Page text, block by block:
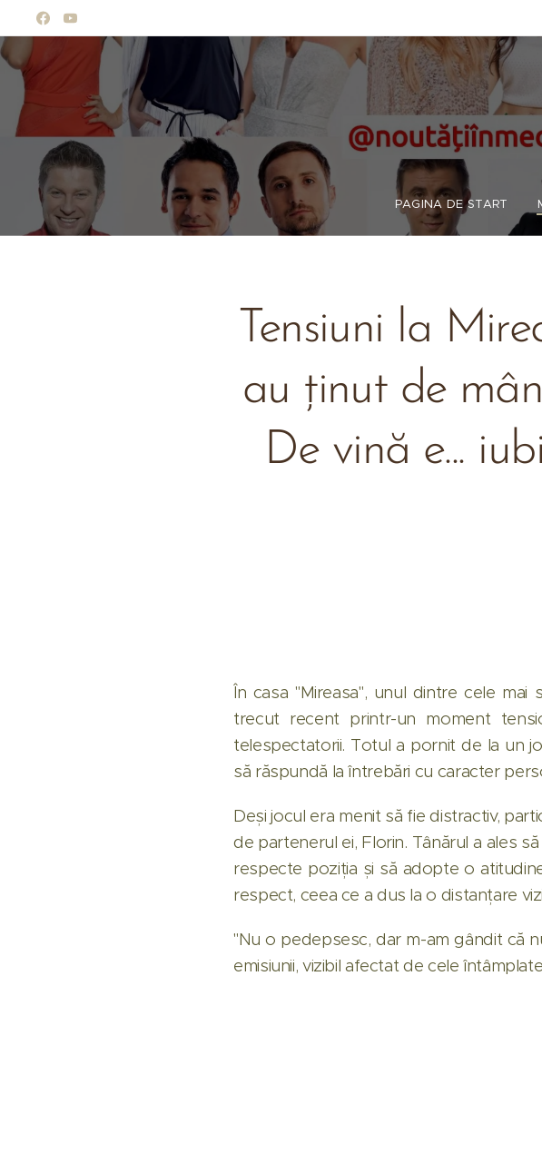
PAGINA DE START
Tensiuni la
au ținut de
De vină e...
În casa "Mireasa", unul dintre cele
trecut recent printr-un moment
telespectatorii. Totul a pornit de la un
să răspundă la întrebări cu caracter
Deși jocul era menit să fie distractiv,
de partenerul ei, Florin. Tânărul a ales
respecte poziția și să adopte o
respect, ceea ce a dus la o distanțare
"Nu o pedepsesc, dar m-am gândit că
emisiunii, vizibil afectat de cele